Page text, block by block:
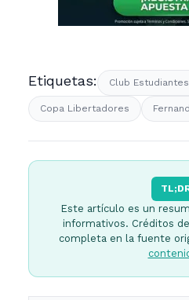
Etiquetas: Club
Copa Libertadores
Este artículo es un
informativos. Créditos
completa en la fuente